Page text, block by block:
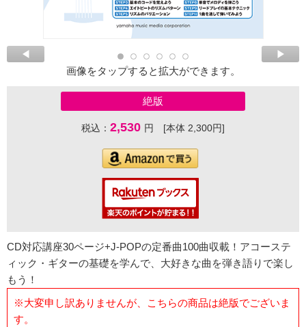
画像をタップすると拡大ができます。
絶版
税込： 2,530 円 [本体 2,300円]
CD対応講座30ページ+J-POPの定番曲100曲収載！アコーステ
ィック・ギターの基礎を学んで、大好きな曲を弾き語りで楽し
もう！
※大変申し訳ありませんが、こちらの商品は絶版でございま
す。